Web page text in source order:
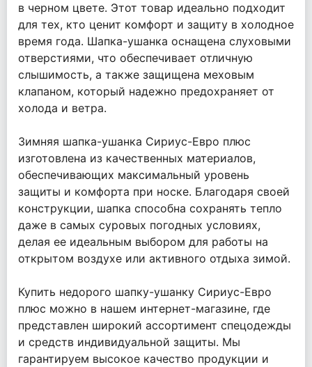
в черном цвете. Этот товар идеально подходит
для тех, кто ценит комфорт и защиту в холодное
время года. Шапка-ушанка оснащена слуховыми
отверстиями, что обеспечивает отличную
слышимость, а также защищена меховым
клапаном, который надежно предохраняет от
холода и ветра.
Зимняя шапка-ушанка Сириус-Евро плюс
изготовлена из качественных материалов,
обеспечивающих максимальный уровень
защиты и комфорта при носке. Благодаря своей
конструкции, шапка способна сохранять тепло
даже в самых суровых погодных условиях,
делая ее идеальным выбором для работы на
открытом воздухе или активного отдыха зимой.
Купить недорого шапку-ушанку Сириус-Евро
плюс можно в нашем интернет-магазине, где
представлен широкий ассортимент спецодежды
и средств индивидуальной защиты. Мы
гарантируем высокое качество продукции и